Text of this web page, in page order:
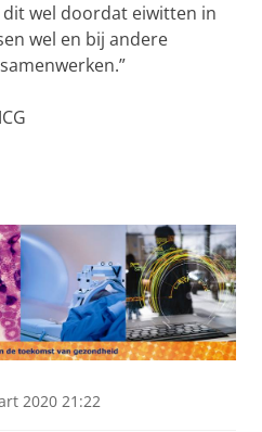
wel doordat eiwitten in
wel en bij andere
2020 21:22